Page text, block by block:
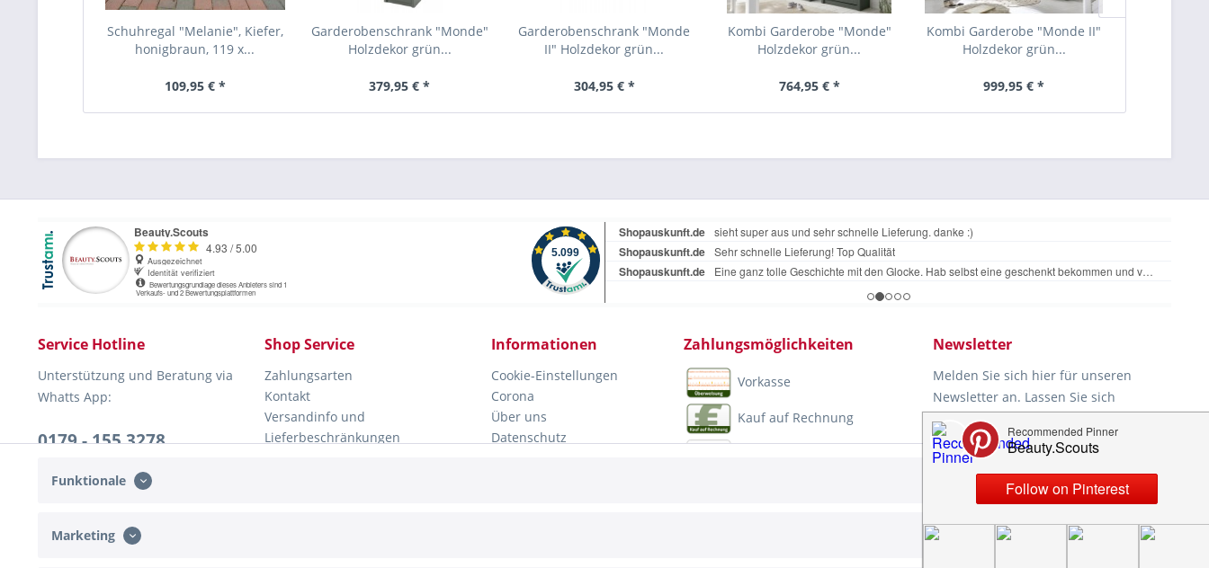
Schuhregal "Melanie", Kiefer,
honigbraun, 119 x...
109,95 € *
Garderobenschrank "Monde"
Holzdekor grün...
379,95 € *
Garderobenschrank "Monde
II" Holzdekor grün...
304,95 € *
Kombi Garderobe "Monde"
Holzdekor grün...
764,95 € *
Kombi Garderobe "Monde II"
Holzdekor grün...
999,95 € *
Service Hotline
Unterstützung und Beratung via
Whatts App:
0179 - 155 3278
Fr, 10:00 - 13:00 Uhr
Shop Service
Zahlungsarten
Kontakt
Versandinfo und
Lieferbeschränkungen
Informationen
Cookie-Einstellungen
Corona
Über uns
Datenschutz
Zahlungsmöglichkeiten
Vorkasse
Kauf auf Rechnung
Newsletter
Melden Sie sich hier für unseren
Newsletter an. Lassen Sie sich
rechtzeitig und automatisch über
unsere News und aktuellen
Angebote informieren. Ihre Daten
werden nicht an Dritte
weitergegeben. Eine Abmeldung ist
jederzeit möglich.
Funktionale Aktiv
Marketing Aktiv